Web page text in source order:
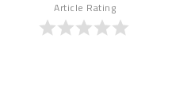
Article Rating